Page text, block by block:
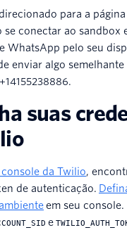
para a
se conectar ao sandbox
WhatsApp pelo seu
enviar algo semelhante
suas
console da Twilio,
de autenticação.
em seu
e